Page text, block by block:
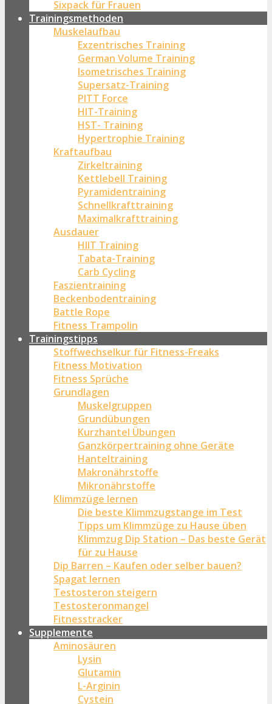
Sixpack für Frauen
Trainingsmethoden
Muskelaufbau
Exzentrisches Training
German Volume Training
Isometrisches Training
Supersatz-Training
PITT Force
HIT-Training
HST- Training
Hypertrophie Training
Kraftaufbau
Zirkeltraining
Kettlebell Training
Pyramidentraining
Schnellkrafttraining
Maximalkrafttraining
Ausdauer
HIIT Training
Tabata-Training
Carb Cycling
Faszientraining
Beckenbodentraining
Battle Rope
Fitness Trampolin
Trainingstipps
Stoffwechselkur für Fitness-Freaks
Fitness Motivation
Fitness Sprüche
Grundlagen
Muskelgruppen
Grundübungen
Kurzhantel Übungen
Ganzkörpertraining ohne Geräte
Hanteltraining
Makronährstoffe
Mikronährstoffe
Klimmzüge lernen
Die beste Klimmzugstange im Test
Tipps um Klimmzüge zu Hause üben
Klimmzug Dip Station – Das beste Gerät
für zu Hause
Dip Barren – Kaufen oder selber bauen?
Spagat lernen
Testosteron steigern
Testosteronmangel
Fitnesstracker
Supplemente
Aminosäuren
Lysin
Glutamin
L-Arginin
Cystein